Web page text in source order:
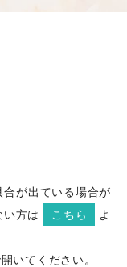
が出ている場合が
方は
こちら
よ
いてください。